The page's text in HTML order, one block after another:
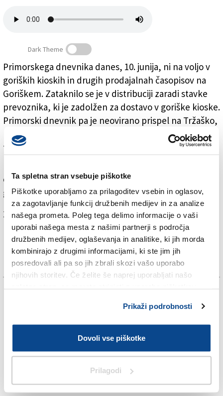
Ta spletna stran vsebuje piškotke
Piškotke uporabljamo za prilagoditev vsebin in oglasov,
za zagotavljanje funkcij družbenih medijev in za analize
našega prometa. Poleg tega delimo informacije o vaši
uporabi našega mesta z našimi partnerji s področja
družbenih medijev, oglaševanja in analitike, ki jih morda
kombinirajo z drugimi informacijami, ki ste jim jih
posredovali ali pa so jih zbrali skozi vašo uporabo
njihovih storitev. Če želite še naprej uporabljati našo
Prikaži podrobnosti
Dovoli vse piškotke
Prilagodi
Dark Theme
Primorskega dnevnika danes, 10. junija, ni na voljo v
goriških kioskih in drugih prodajalnah časopisov na
Goriškem. Zataknilo se je v distribuciji zaradi stavke
prevoznika, ki je zadolžen za dostavo v goriške kioske.
Primorski dnevnik pa je neovirano prispel na Tržaško,
ravno tako so ga prejeli vsi naši naročniki in naročnice,
tudi na Goriškem.
časopisa in si ga želijo, svetujemo, da pokličejo v
goriško uredništvo na tel. št. +39 0481 356320.
Za branje in pisanje komentarjevje potrebna prijava
PRIMORSKI DNEVNIK
SPLETNO UREDNIŠTVO